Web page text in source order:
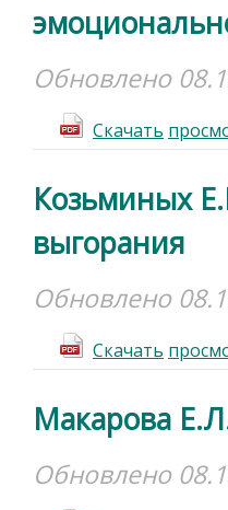
Обновлено
Cкачать
Козьминых
выгорания
Обновлено
Cкачать
Макарова
Обновлено